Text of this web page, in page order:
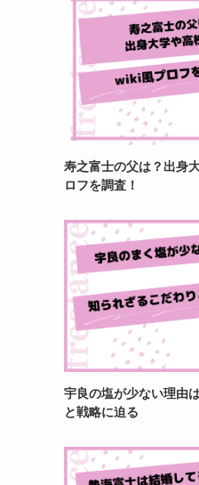
寿之富士の父は？出身
ロフを調査！
宇良の塩が少ない理由
と戦略に迫る